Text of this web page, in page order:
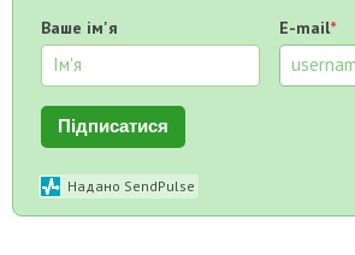
Ваше ім'я E-mail*
Підписатися
Надано SendPulse